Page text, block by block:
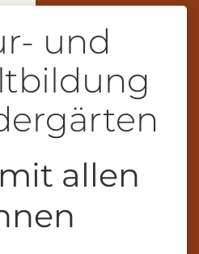
und
allen